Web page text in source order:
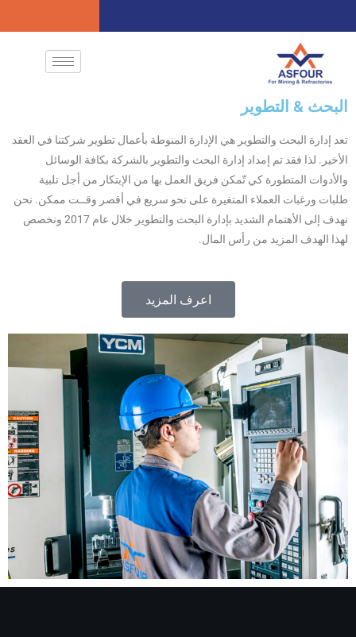
البحث & التطوير
تعد إدارة البحث والتطوير هي الإدارة المنوطة بأعمال تطوير شركتنا في العقد
الأخير. لذا فقد تم إمداد إدارة البحث والتطوير بالشركة بكافة الوسائل
والأدوات المتطورة كي تّمكن فريق العمل بها من الإبتكار من أجل تلبية
طلبات ورغبات العملاء المتغيرة على نحو سريع في أقصر وقــت ممكن. نحن
نهدف إلى الأهتمام الشديد بإدارة البحث والتطوير خلال عام 2017 ونخصص
لهذا الهدف المزيد من رأس المال.
اعرف المزيد